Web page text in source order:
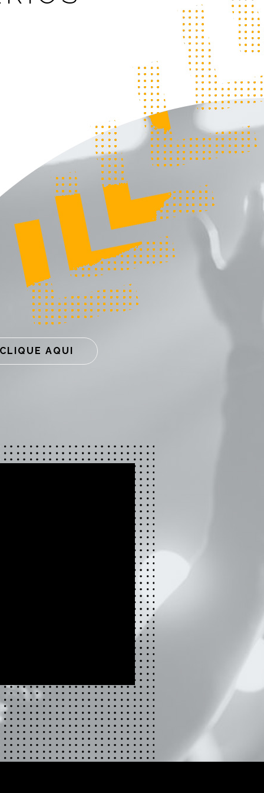
CLIQUE AQUI